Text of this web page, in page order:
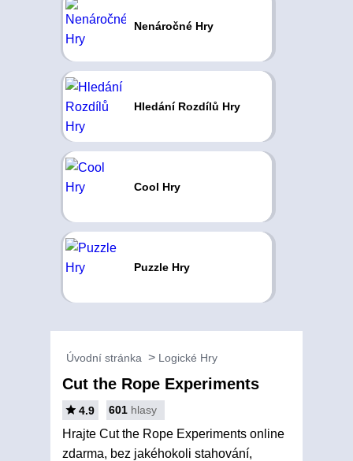
Nenáročné Hry
Hledání Rozdílů Hry
Cool Hry
Puzzle Hry
Úvodní stránka Logické Hry
Cut the Rope Experiments
4.9 601 hlasy
Hrajte Cut the Rope Experiments online
zdarma, bez jakéhokoli stahování,